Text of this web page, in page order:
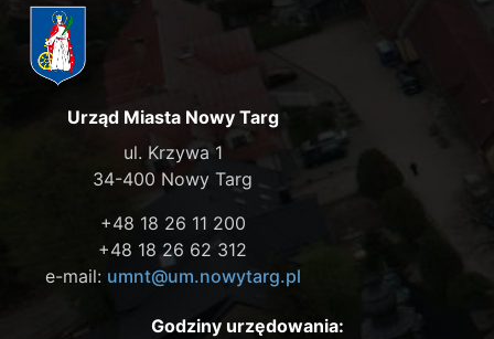
Urząd Miasta Nowy Targ
ul. Krzywa 1
34-400 Nowy Targ
+48 18 26 11 200
+48 18 26 62 312
e-mail: umnt@um.nowytarg.pl
Godziny urzędowania: